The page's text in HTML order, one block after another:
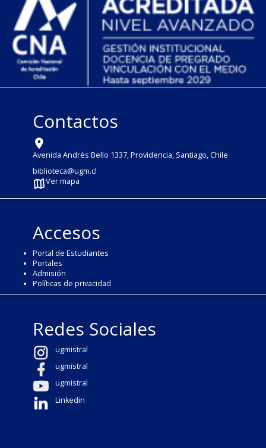
Contactos
Avenida Andrés Bello 1337, Providencia, Santiago, Chile
biblioteca@ugm.cl
Ver mapa
Accesos
Portal de Estudiantes
Portales
Admisión
Políticas de privacidad
Redes Sociales
ugmistral
ugmistral
ugmistral
Linkedin